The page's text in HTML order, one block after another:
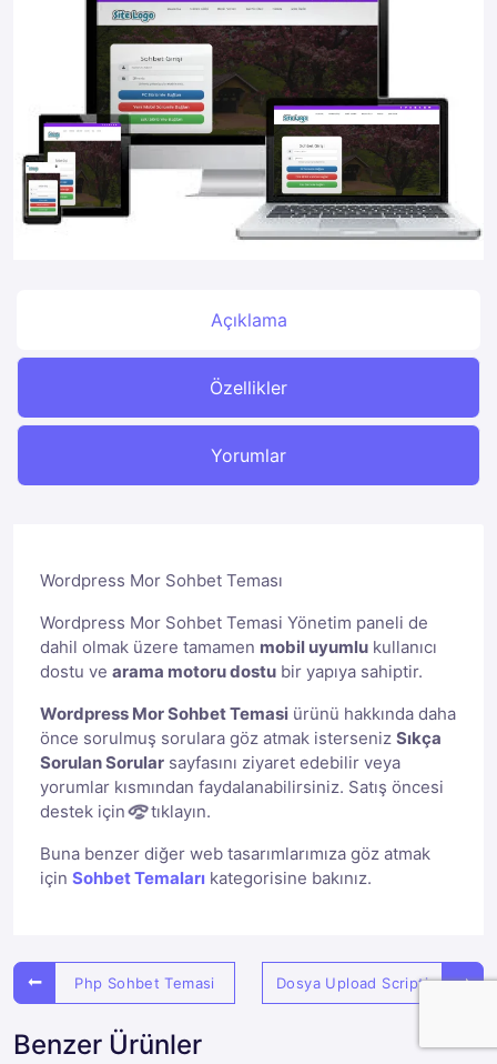
Açıklama
Özellikler
Yorumlar
Wordpress Mor Sohbet Teması
Wordpress Mor Sohbet Temasi Yönetim paneli de
dahil olmak üzere tamamen mobil uyumlu kullanıcı
dostu ve arama motoru dostu bir yapıya sahiptir.
Wordpress Mor Sohbet Temasi ürünü hakkında daha
önce sorulmuş sorulara göz atmak isterseniz Sıkça
Sorulan Sorular sayfasını ziyaret edebilir veya
yorumlar kısmından faydalanabilirsiniz. Satış öncesi
destek için
tıklayın.
Buna benzer diğer web tasarımlarımıza göz atmak
için Sohbet Temaları kategorisine bakınız.
Php Sohbet Temasi Dosya Upload Scripti
Benzer Ürünler